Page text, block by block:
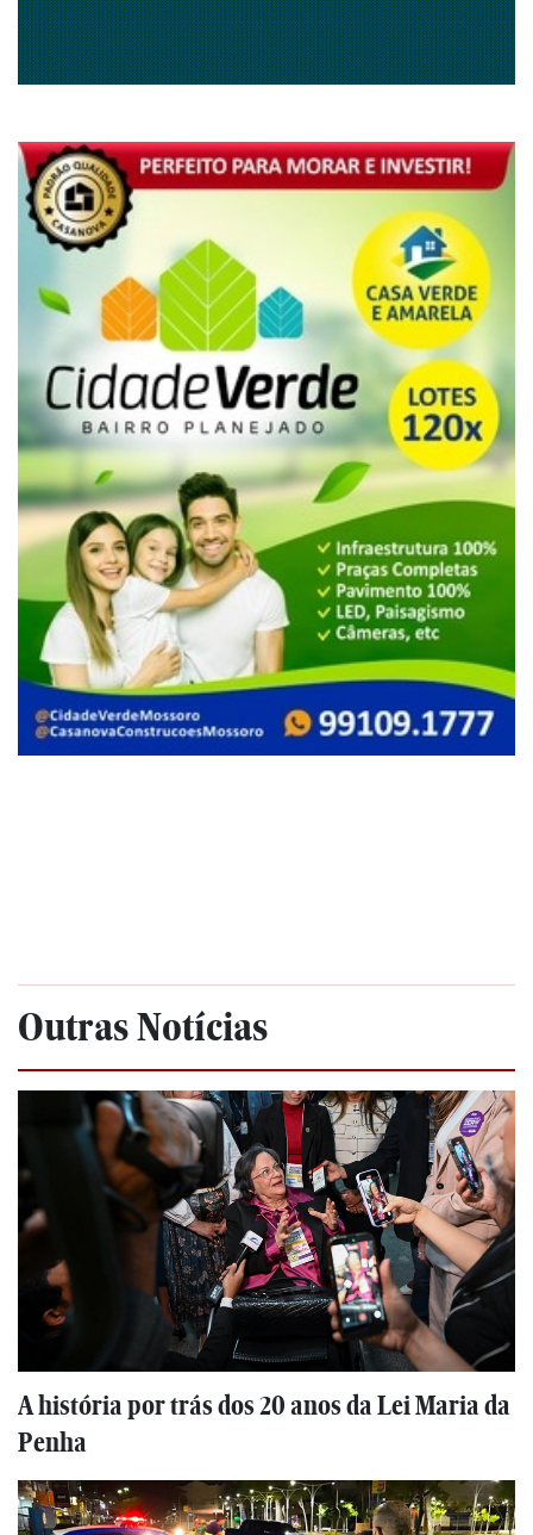
Outras Notícias
A história por trás dos 20 anos da Lei Maria da
Penha